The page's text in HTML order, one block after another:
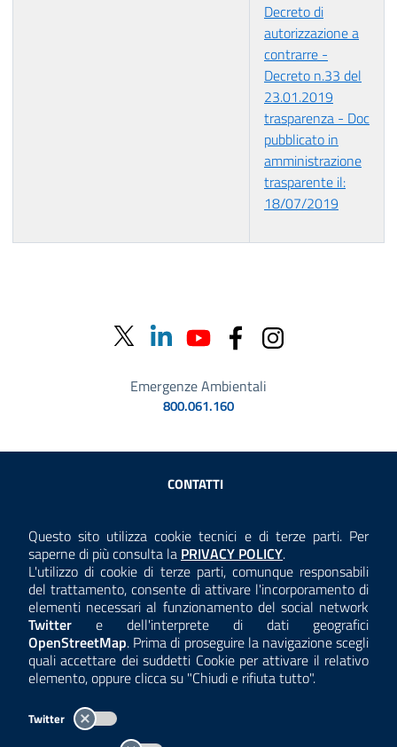
Questo sito utilizza cookie tecnici e di terze parti. Per
saperne di più consulta la Consulta la
PRIVACY POLICY.
L'utilizzo di cookie di terze parti, comunque responsabili
del trattamento, consente di attivare l'incorporamento di
elementi necessari al funzionamento del social network
Twitter e dell'interprete di dati geografici
OpenStreetMap. Prima di proseguire la navigazione scegli
quali accettare dei suddetti Cookie per attivare il relativo
elemento, oppure clicca su "Chiudi e rifiuta tutto".
Twitter
Decreto di
autorizzazione a
contrarre -
Decreto n.33 del
23.01.2019
trasparenza - Doc
pubblicato in
amministrazione
trasparente il:
18/07/2019
Emergenze Ambientali
800.061.160
Sezione Link Utili
CONTATTI
ANTICORRUZIONE
ACCESSIBILITÀ
COOKIE E PRIVACY
TEMI A-Z